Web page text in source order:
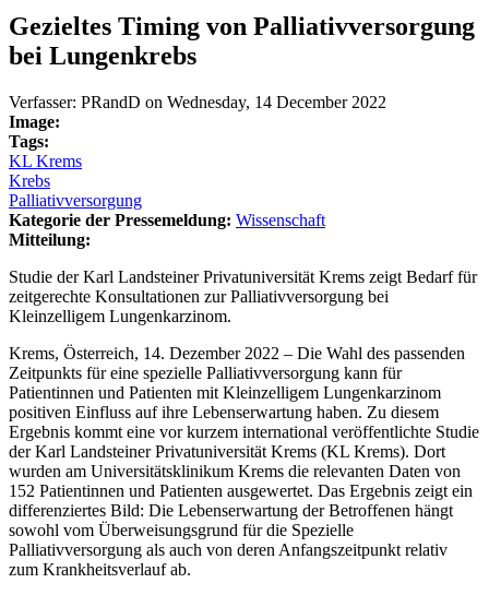
Gezieltes Timing von Palliativversorgung
bei Lungenkrebs
Verfasser: PRandD on Wednesday, 14 December 2022
Image:
Tags:
KL Krems
Krebs
Palliativversorgung
Kategorie der Pressemeldung: Wissenschaft
Mitteilung:
Studie der Karl Landsteiner Privatuniversität Krems zeigt Bedarf für
zeitgerechte Konsultationen zur Palliativversorgung bei
Kleinzelligem Lungenkarzinom.
Krems, Österreich, 14. Dezember 2022 – Die Wahl des passenden
Zeitpunkts für eine spezielle Palliativversorgung kann für
Patientinnen und Patienten mit Kleinzelligem Lungenkarzinom
positiven Einfluss auf ihre Lebenserwartung haben. Zu diesem
Ergebnis kommt eine vor kurzem international veröffentlichte Studie
der Karl Landsteiner Privatuniversität Krems (KL Krems). Dort
wurden am Universitätsklinikum Krems die relevanten Daten von
152 Patientinnen und Patienten ausgewertet. Das Ergebnis zeigt ein
differenziertes Bild: Die Lebenserwartung der Betroffenen hängt
sowohl vom Überweisungsgrund für die Spezielle
Palliativversorgung als auch von deren Anfangszeitpunkt relativ
zum Krankheitsverlauf ab.